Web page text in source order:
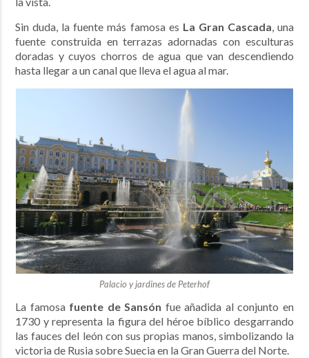
Sin duda, la fuente más famosa es La Gran Cascada, una
fuente construida en terrazas adornadas con esculturas
doradas y cuyos chorros de agua que van descendiendo
hasta llegar a un canal que lleva el agua al mar.
Palacio y jardines de Peterhof
La famosa fuente de Sansón fue añadida al conjunto en
1730 y representa la figura del héroe bíblico desgarrando
las fauces del león con sus propias manos, simbolizando la
victoria de Rusia sobre Suecia en la Gran Guerra del Norte.